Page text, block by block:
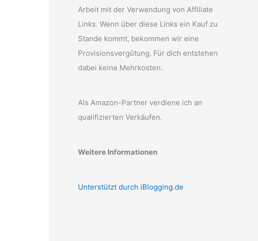
Arbeit mit der Verwendung von Affiliate
Links. Wenn über diese Links ein Kauf zu
Stande kommt, bekommen wir eine
Provisionsvergütung. Für dich entstehen
dabei keine Mehrkosten.
Als Amazon-Partner verdiene ich an
qualifizierten Verkäufen.
Weitere Informationen
Unterstützt durch iBlogging.de